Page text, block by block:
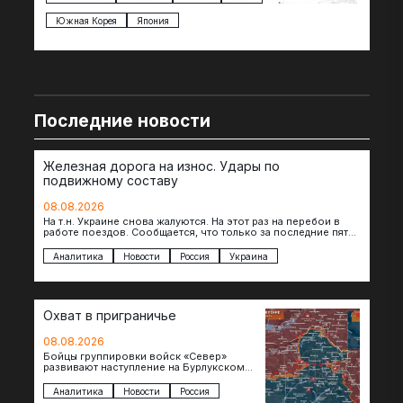
Южная Корея Япония
Последние новости
Железная дорога на износ. Удары по
подвижному составу
08.08.2026
На т.н. Украине снова жалуются. На этот раз на перебои в
работе поездов. Сообщается, что только за последние пять
Аналитика Новости Россия Украина
Охват в приграничье
08.08.2026
Бойцы группировки войск «Север»
развивают наступление на Бурлукском
теснят противника сразу на нескольких
участках, создавая угрозу охвата…
Аналитика Новости Россия